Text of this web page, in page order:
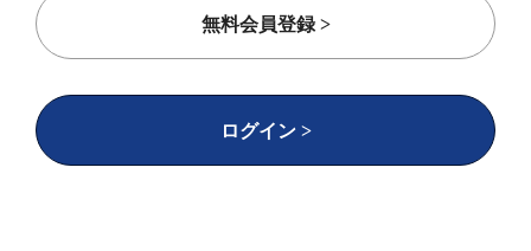
率44%アップ無料会員登録 >
ログイン >